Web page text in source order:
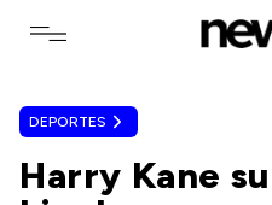
Toggle navigation menu
DEPORTES
Harry Kane